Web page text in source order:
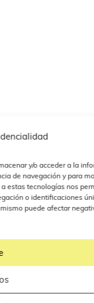
y/o acceder a la
de navegación y para
estas tecnologías nos
o identificaciones
puede afectar